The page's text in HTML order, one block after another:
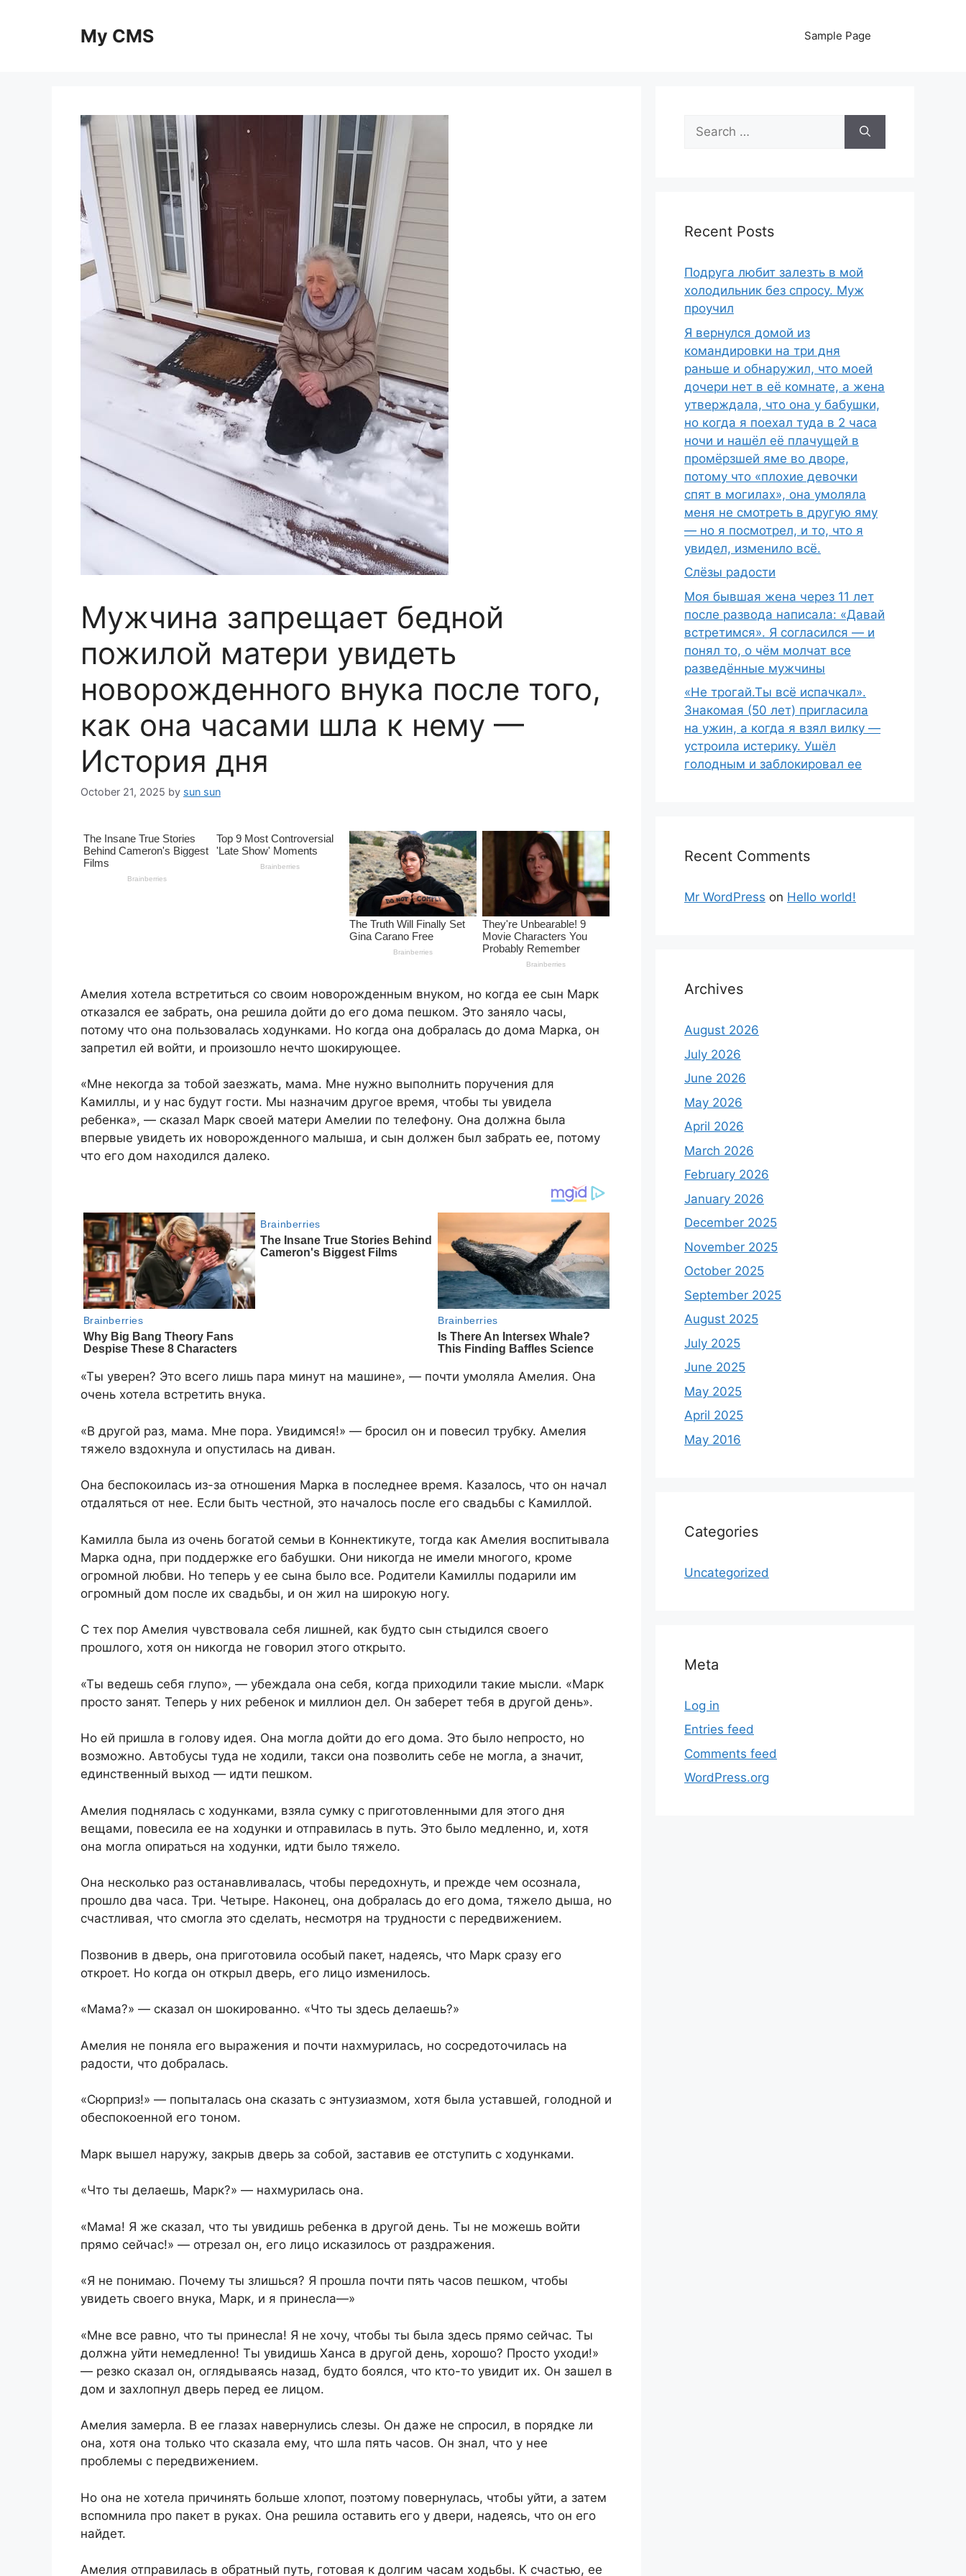
My CMS Sample Page
Мужчина запрещает бедной
пожилой матери увидеть
новорожденного внука после того,
как она часами шла к нему —
История дня
October 21, 2025 by sun sun
Амелия хотела встретиться со своим новорожденным внуком, но когда ее сын Марк
отказался ее забрать, она решила дойти до его дома пешком. Это заняло часы,
потому что она пользовалась ходунками. Но когда она добралась до дома Марка, он
запретил ей войти, и произошло нечто шокирующее.
«Мне некогда за тобой заезжать, мама. Мне нужно выполнить поручения для
Камиллы, и у нас будут гости. Мы назначим другое время, чтобы ты увидела
ребенка», — сказал Марк своей матери Амелии по телефону. Она должна была
впервые увидеть их новорожденного малыша, и сын должен был забрать ее, потому
что его дом находился далеко.
«Ты уверен? Это всего лишь пара минут на машине», — почти умоляла Амелия. Она
очень хотела встретить внука.
«В другой раз, мама. Мне пора. Увидимся!» — бросил он и повесил трубку. Амелия
тяжело вздохнула и опустилась на диван.
Она беспокоилась из-за отношения Марка в последнее время. Казалось, что он начал
отдаляться от нее. Если быть честной, это началось после его свадьбы с Камиллой.
Камилла была из очень богатой семьи в Коннектикуте, тогда как Амелия воспитывала
Марка одна, при поддержке его бабушки. Они никогда не имели многого, кроме
огромной любви. Но теперь у ее сына было все. Родители Камиллы подарили им
огромный дом после их свадьбы, и он жил на широкую ногу.
С тех пор Амелия чувствовала себя лишней, как будто сын стыдился своего
прошлого, хотя он никогда не говорил этого открыто.
«Ты ведешь себя глупо», — убеждала она себя, когда приходили такие мысли. «Марк
просто занят. Теперь у них ребенок и миллион дел. Он заберет тебя в другой день».
Но ей пришла в голову идея. Она могла дойти до его дома. Это было непросто, но
возможно. Автобусы туда не ходили, такси она позволить себе не могла, а значит,
единственный выход — идти пешком.
Амелия поднялась с ходунками, взяла сумку с приготовленными для этого дня
вещами, повесила ее на ходунки и отправилась в путь. Это было медленно, и, хотя
она могла опираться на ходунки, идти было тяжело.
Она несколько раз останавливалась, чтобы передохнуть, и прежде чем осознала,
прошло два часа. Три. Четыре. Наконец, она добралась до его дома, тяжело дыша, но
счастливая, что смогла это сделать, несмотря на трудности с передвижением.
Позвонив в дверь, она приготовила особый пакет, надеясь, что Марк сразу его
откроет. Но когда он открыл дверь, его лицо изменилось.
«Мама?» — сказал он шокированно. «Что ты здесь делаешь?»
Амелия не поняла его выражения и почти нахмурилась, но сосредоточилась на
радости, что добралась.
«Сюрприз!» — попыталась она сказать с энтузиазмом, хотя была уставшей, голодной и
обеспокоенной его тоном.
Марк вышел наружу, закрыв дверь за собой, заставив ее отступить с ходунками.
«Что ты делаешь, Марк?» — нахмурилась она.
«Мама! Я же сказал, что ты увидишь ребенка в другой день. Ты не можешь войти
прямо сейчас!» — отрезал он, его лицо исказилось от раздражения.
«Я не понимаю. Почему ты злишься? Я прошла почти пять часов пешком, чтобы
увидеть своего внука, Марк, и я принесла—»
«Мне все равно, что ты принесла! Я не хочу, чтобы ты была здесь прямо сейчас. Ты
должна уйти немедленно! Ты увидишь Ханса в другой день, хорошо? Просто уходи!»
— резко сказал он, оглядываясь назад, будто боялся, что кто-то увидит их. Он зашел в
дом и захлопнул дверь перед ее лицом.
Амелия замерла. В ее глазах навернулись слезы. Он даже не спросил, в порядке ли
она, хотя она только что сказала ему, что шла пять часов. Он знал, что у нее
проблемы с передвижением.
Но она не хотела причинять больше хлопот, поэтому повернулась, чтобы уйти, а затем
вспомнила про пакет в руках. Она решила оставить его у двери, надеясь, что он его
найдет.
Амелия отправилась в обратный путь, готовая к долгим часам ходьбы. К счастью, ее
Search
for:
Recent Posts
Подруга любит залезть в мой
холодильник без спросу. Муж
проучил
Я вернулся домой из
командировки на три дня
раньше и обнаружил, что моей
дочери нет в её комнате, а жена
утверждала, что она у бабушки,
но когда я поехал туда в 2 часа
ночи и нашёл её плачущей в
промёрзшей яме во дворе,
потому что «плохие девочки
спят в могилах», она умоляла
меня не смотреть в другую яму
— но я посмотрел, и то, что я
увидел, изменило всё.
Слёзы радости
Моя бывшая жена через 11 лет
после развода написала: «Давай
встретимся». Я согласился — и
понял то, о чём молчат все
разведённые мужчины
«Не трогай.Ты всё испачкал».
Знакомая (50 лет) пригласила
на ужин, а когда я взял вилку —
устроила истерику. Ушёл
голодным и заблокировал ее
Recent Comments
Mr WordPress on Hello world!
Archives
August 2026
July 2026
June 2026
May 2026
April 2026
March 2026
February 2026
January 2026
December 2025
November 2025
October 2025
September 2025
August 2025
July 2025
June 2025
May 2025
April 2025
May 2016
Categories
Uncategorized
Meta
Log in
Entries feed
Comments feed
WordPress.org